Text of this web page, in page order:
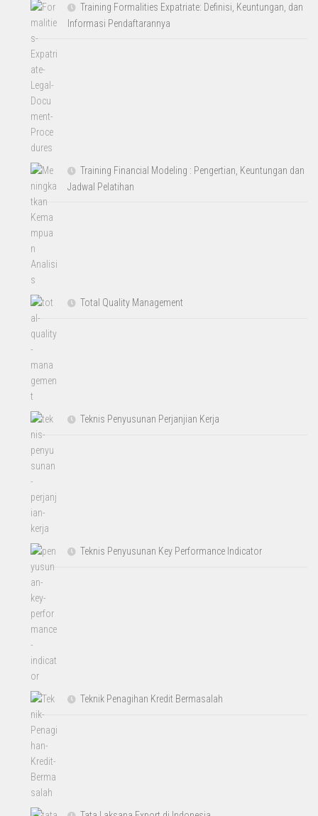
Training Formalities Expatriate: Definisi, Keuntungan, dan
Informasi Pendaftarannya
Training Financial Modeling : Pengertian, Keuntungan dan
Jadwal Pelatihan
Total Quality Management
Teknis Penyusunan Perjanjian Kerja
Teknis Penyusunan Key Performance Indicator
Teknik Penagihan Kredit Bermasalah